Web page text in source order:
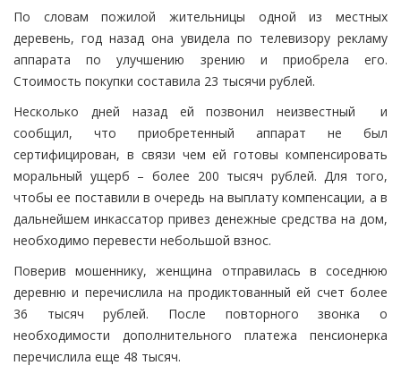
По словам пожилой жительницы одной из местных
деревень, год назад она увидела по телевизору рекламу
аппарата по улучшению зрению и приобрела его.
Стоимость покупки составила 23 тысячи рублей.
Несколько дней назад ей позвонил неизвестный и
сообщил, что приобретенный аппарат не был
сертифицирован, в связи чем ей готовы компенсировать
моральный ущерб – более 200 тысяч рублей. Для того,
чтобы ее поставили в очередь на выплату компенсации, а в
дальнейшем инкассатор привез денежные средства на дом,
необходимо перевести небольшой взнос.
Поверив мошеннику, женщина отправилась в соседнюю
деревню и перечислила на продиктованный ей счет более
36 тысяч рублей. После повторного звонка о
необходимости дополнительного платежа пенсионерка
перечислила еще 48 тысяч.